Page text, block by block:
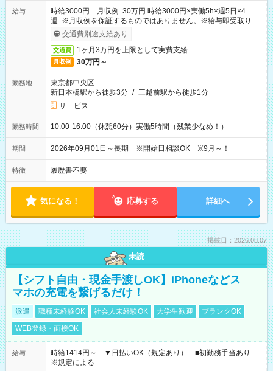
給与
時給3000円 月収例 30万円 時給3000円×実働5h×週5日×4
週 ※月収例を保証するものではありません。※給与即受取りサ
ービス利用可（利用条件有）
交通費別途支給あり
交通費 1ヶ月3万円を上限として実費支給
月収例 30万円～
勤務地
東京都中央区
新日本橋駅から徒歩3分 / 三越前駅から徒歩1分
サ－ビス
勤務時間 10:00-16:00（休憩60分）実働5時間（残業少なめ！）
期間 2026年09月01日～長期 ※開始日相談OK ※9月～！
特徴 履歴書不要
気になる！ 応募する 詳細へ
掲載日：2026.08.07
未読
【シフト自由・現金手渡しOK】iPhoneなどス
マホの充電を繋げるだけ！
派遣 職種未経験OK 社会人未経験OK 大学生歓迎
ブランクOK
WEB登録・面接OK
給与
時給1414円～ ▼日払いOK（規定あり） ■初勤務手当あり
※規定による